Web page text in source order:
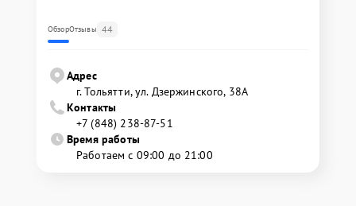
ОбзорОтзывы 44
Адрес
г. Тольятти, ул. Дзержинского, 38А
Контакты
+7 (848) 238-87-51
Время работы
Работаем с 09:00 до 21:00